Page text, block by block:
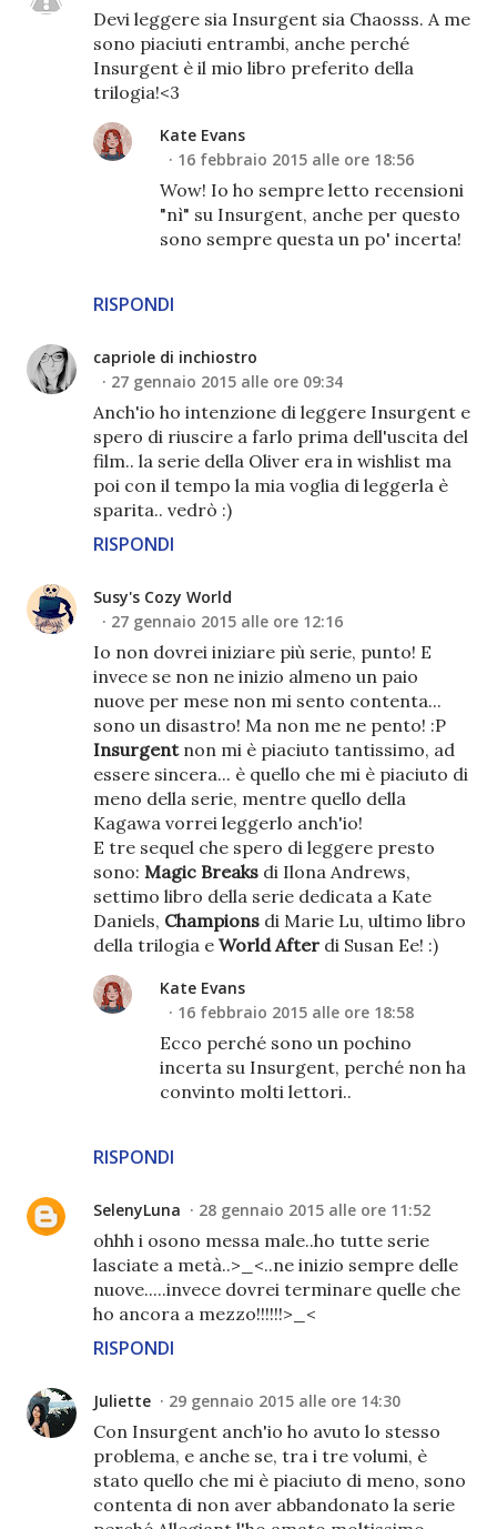
Devi leggere sia Insurgent sia Chaosss. A me
sono piaciuti entrambi, anche perché
Insurgent è il mio libro preferito della
trilogia!<3
RISPONDI
Kate Evans
16 febbraio 2015 alle ore 18:56
Wow! Io ho sempre letto recensioni
"nì" su Insurgent, anche per questo
sono sempre questa un po' incerta!
capriole di inchiostro
27 gennaio 2015 alle ore 09:34
Anch'io ho intenzione di leggere Insurgent e
spero di riuscire a farlo prima dell'uscita del
film.. la serie della Oliver era in wishlist ma
poi con il tempo la mia voglia di leggerla è
sparita.. vedrò :)
RISPONDI
Susy's Cozy World
27 gennaio 2015 alle ore 12:16
Io non dovrei iniziare più serie, punto! E
invece se non ne inizio almeno un paio
nuove per mese non mi sento contenta...
sono un disastro! Ma non me ne pento! :P
Insurgentnon mi è piaciuto tantissimo, ad
essere sincera... è quello che mi è piaciuto di
meno della serie, mentre quello della
Kagawa vorrei leggerlo anch'io!
E tre sequel che spero di leggere presto
sono: Magic Breaks di Ilona Andrews,
settimo libro della serie dedicata a Kate
Daniels, Champions di Marie Lu, ultimo libro
della trilogia e World After di Susan Ee! :)
RISPONDI
Kate Evans
16 febbraio 2015 alle ore 18:58
Ecco perché sono un pochino
incerta su Insurgent, perché non ha
convinto molti lettori..
SelenyLuna 28 gennaio 2015 alle ore 11:52
ohhh i osono messa male..ho tutte serie
lasciate a metà..>_<..ne inizio sempre delle
nuove.....invece dovrei terminare quelle che
ho ancora a mezzo!!!!!!>_<
RISPONDI
Juliette 29 gennaio 2015 alle ore 14:30
Con Insurgent anch'io ho avuto lo stesso
problema, e anche se, tra i tre volumi, è
stato quello che mi è piaciuto di meno, sono
contenta di non aver abbandonato la serie